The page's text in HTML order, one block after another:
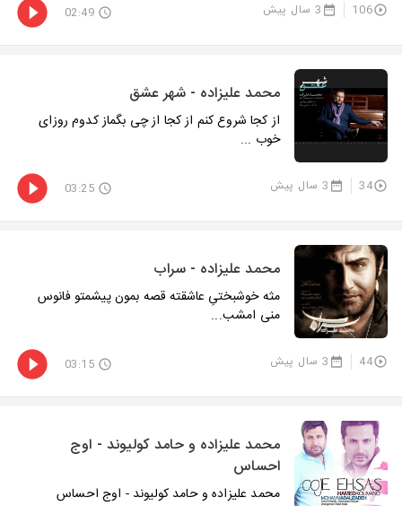
106 3 سال پیش 02:49
محمد علیزاده - شهر عشق
از کجا شروع کنم از کجا از چی بگماز کدوم روزای
خوب ...
34 3 سال پیش 03:25
محمد علیزاده - سراب
مثه خوشبختیِ عاشقته قصه بمون پیشمتو فانوس
منی امشب...
44 3 سال پیش 03:15
محمد علیزاده و حامد کولیوند - اوج
احساس
محمد علیزاده و حامد کولیوند - اوج احساس